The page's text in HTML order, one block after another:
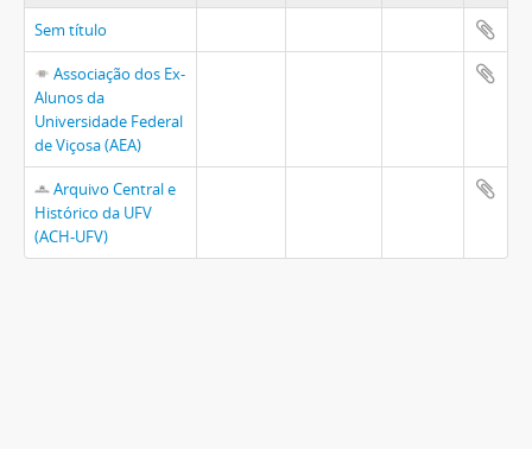
Sem título
Associação dos Ex-
Alunos da
Universidade Federal
de Viçosa (AEA)
Arquivo Central e
Histórico da UFV
(ACH-UFV)